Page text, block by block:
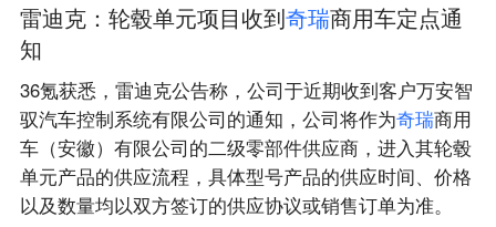
雷迪克：轮毂单元项目收到奇瑞商用车定点通
知
36氪获悉，雷迪克公告称，公司于近期收到客户万安智
驭汽车控制系统有限公司的通知，公司将作为奇瑞商用
车（安徽）有限公司的二级零部件供应商，进入其轮毂
单元产品的供应流程，具体型号产品的供应时间、价格
以及数量均以双方签订的供应协议或销售订单为准。